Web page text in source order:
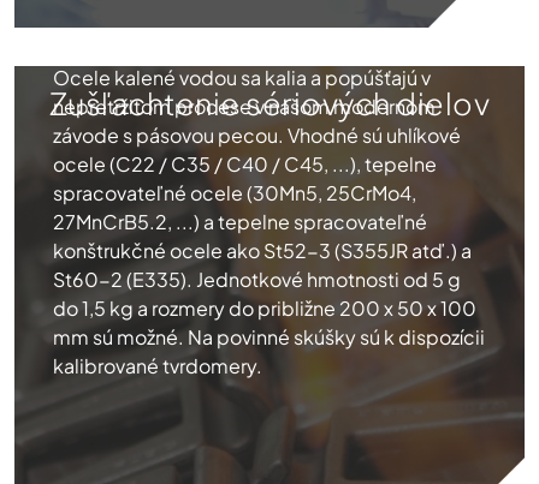
Zušľachtenie sériových dielov
Ocele kalené vodou sa kalia a popúšťajú v
nepretržitom procese v našom modernom
závode s pásovou pecou. Vhodné sú uhlíkové
ocele (C22 / C35 / C40 / C45, ...), tepelne
spracovateľné ocele (30Mn5, 25CrMo4,
27MnCrB5.2, ...) a tepelne spracovateľné
konštrukčné ocele ako St52-3 (S355JR atď.) a
St60-2 (E335). Jednotkové hmotnosti od 5 g
do 1,5 kg a rozmery do približne 200 x 50 x 100
mm sú možné. Na povinné skúšky sú k dispozícii
kalibrované tvrdomery.